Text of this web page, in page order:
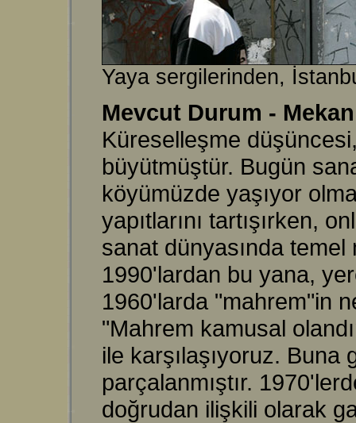
Yaya sergilerinden,
Mevcut Durum -
Küreselleşme
büyütmüştür. Bugün
köyümüzde yaşıyor
yapıtlarını tartışırken,
sanat dünyasında
1990'lardan bu yana,
1960'larda "mahrem"in
"Mahrem kamusal
ile karşılaşıyoruz.
parçalanmıştır.
doğrudan ilişkili olarak